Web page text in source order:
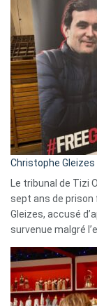
Christophe
Le tribunal de Tizi
sept ans de
Gleizes, accusé
survenue malgré